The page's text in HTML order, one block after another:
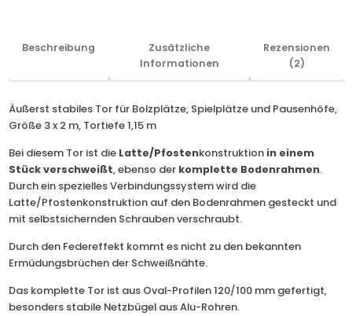
Beschreibung
Zusätzliche
Informationen
Rezensionen
(2)
Äußerst stabiles Tor für Bolzplätze, Spielplätze und Pausenhöfe,
Größe 3 x 2 m, Tortiefe 1,15 m
Bei diesem Tor ist die Latte/Pfostenkonstruktion in einem
Stück verschweißt, ebenso der komplette Bodenrahmen.
Durch ein spezielles Verbindungssystem wird die
Latte/Pfostenkonstruktion auf den Bodenrahmen gesteckt und
mit selbstsichernden Schrauben verschraubt.
Durch den Federeffekt kommt es nicht zu den bekannten
Ermüdungsbrüchen der Schweißnähte.
Das komplette Tor ist aus Oval-Profilen 120/100 mm gefertigt,
besonders stabile Netzbügel aus Alu-Rohren.